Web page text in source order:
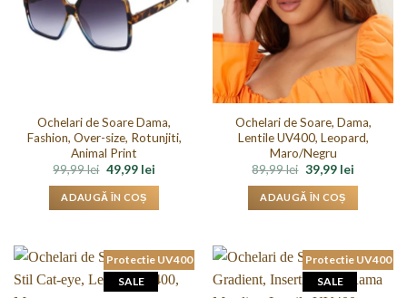
Ochelari de Soare Dama,
Fashion, Over-size, Rotunjiti,
Animal Print
99,99lei Prețul
inițial
a
fost:
49,99 leiPrețul
ADAUGĂ ÎN COȘ
Ochelari de Soare, Dama,
Lentile UV400, Leopard,
Maro/Negru
89,99lei Prețul
inițial
a
fost:
39,99 leiPrețul
ADAUGĂ ÎN COȘ
Protectie UV400
SALE
Protectie UV400
SALE